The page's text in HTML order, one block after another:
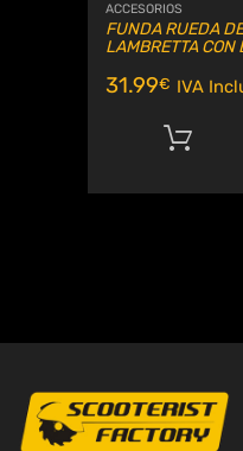
ACCESORIOS
FUNDA RUEDA
LAMBRETTA CON
31.99€ IVA